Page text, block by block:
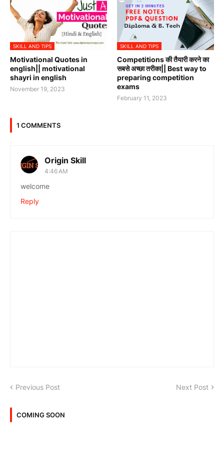
SKILL AND TIPS
Motivational Quotes in
english|| motivational
shayri in english
November 19, 2023
SKILL AND TIPS
Competitions की तैयारी करने का
सबसे अच्छा तरीका|| Best way to
preparing competition
exams
February 11, 2023
1 COMMENTS
Origin Skill
4:46 AM
welcome
Reply
Previous Post Next Post
COMING SOON